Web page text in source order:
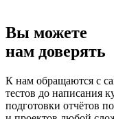
Вы можете
нам доверять
К нам обращаются с
тестов до написания
подготовки отчётов